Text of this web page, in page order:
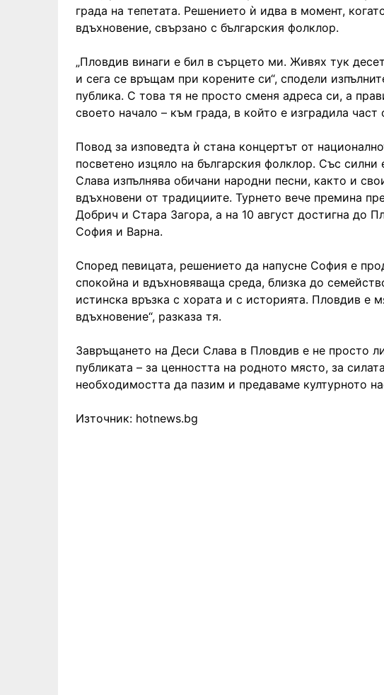
града на тепетата. Решението ѝ идва в момент,
вдъхновение, свързано с българския фолклор.
„Пловдив винаги е бил в сърцето ми. Живях тук
и сега се връщам при корените си“, сподели
публика. С това тя не просто сменя адреса си, а
своето начало – към града, в който е изградила част
Повод за изповедта ѝ стана концертът от
посветено изцяло на българския фолклор. Със
Слава изпълнява обичани народни песни, както и
вдъхновени от традициите. Турнето вече премина
Добрич и Стара Загора, а на 10 август достигна до
София и Варна.
Според певицата, решението да напусне София е
спокойна и вдъхновяваща среда, близка до
истинска връзка с хората и с историята. Пловдив е
вдъхновение“, разказа тя.
Завръщането на Деси Слава в Пловдив е не просто
публиката – за ценността на родното място, за
необходимостта да пазим и предаваме културното
Източник: hotnews.bg